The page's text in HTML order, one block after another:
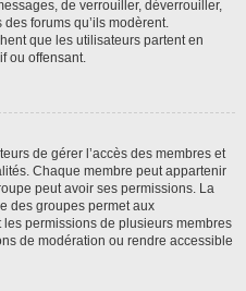
de verrouiller, déverrouiller,
forums qu’ils modèrent.
que les utilisateurs partent en
ou offensant.
de gérer l’accès des membres et
Chaque membre peut appartenir
peut avoir ses permissions. La
des groupes permet aux
permissions de plusieurs membres
de modération ou rendre accessible